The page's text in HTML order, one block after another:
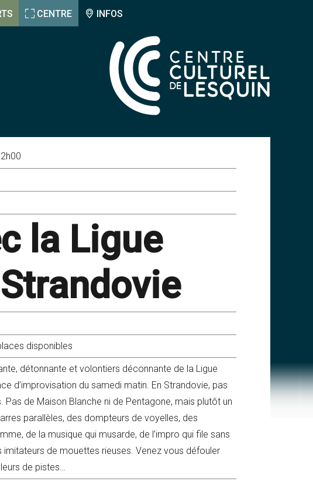
CENTRE INFOS
la Ligue
disponibles
détonnante et volontiers déconnante de la Ligue
d’improvisation du samedi matin. En Strandovie, pas
de Maison Blanche ni de Pentagone, mais plutôt un
parallèles, des dompteurs de voyelles, des
de la musique qui musarde, de l’impro qui file sans
de mouettes rieuses. Venez vous défouler
de pistes…